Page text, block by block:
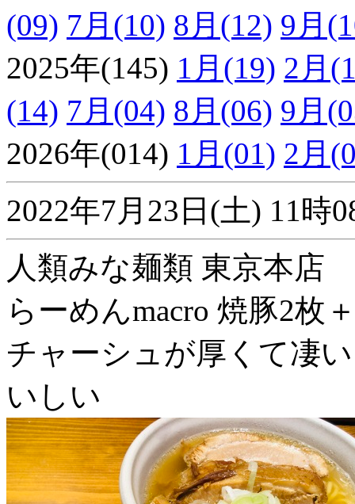
(09) 7月(10) 8月(12) 9月
2025年(145) 1月(19) 2月
(14) 7月(04) 8月(06) 9月
2026年(014) 1月(01) 2月
2022年7月23日(土) 11時
人類みな麺類 東京本店
らーめんmacro 焼豚2枚
チャーシュが厚くて凄
いしい